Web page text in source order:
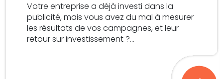
Votre entreprise a déjà investi dans la
publicité, mais vous avez du mal à mesurer
les résultats de vos campagnes, et leur
retour sur investissement ?...